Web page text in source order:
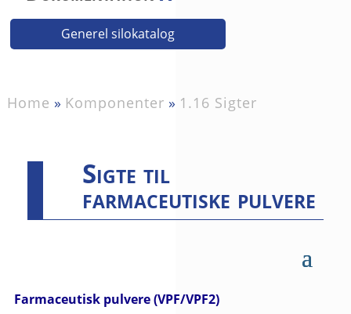
Generel silokatalog
Home » Komponenter » 1.16 Sigter
Sigte til
farmaceutiske pulvere
Farmaceutisk pulvere (VPF/VPF2)